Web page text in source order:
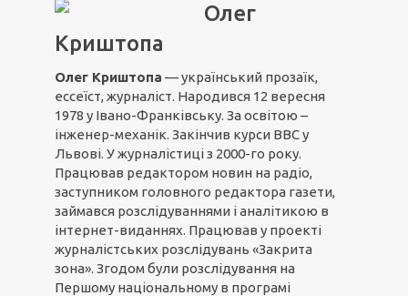
Олег
Криштопа
Олег Криштопа — український прозаїк,
ессеїст, журналіст. Народився 12 вересня
1978 у Івано-Франківську. За освітою –
інженер-механік. Закінчив курси ВВС у
Львові. У журналістиці з 2000-го року.
Працював редактором новин на радіо,
заступником головного редактора газети,
займався розслідуваннями і аналітикою в
інтернет-виданнях. Працював у проекті
журналістських розслідувань «Закрита
зона». Згодом були розслідування на
Першому національному в програмі